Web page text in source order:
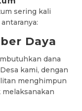
sering kali
Daya
dana
kami, dengan
menghimpun